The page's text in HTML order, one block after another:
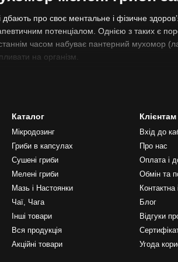
про своє ментальне і фізичне
потенціалом. Однією з таких є
часом набуває пантерний мухомор
на організм.
сушеного порошку дозволяє точно дозувати
приклади застосування мікродоз
все частіше увага звертається на
мухомор помол купити
pantherina) — це гриб з родини
характерним оливково-коричневим
і дозуванні його речовини
обережності, знання та точності.
Каталог
Мікродозинг
Гриби в капсулах
Сушені гриби
Мелені гриби
Мазь і Настоянки
Чаї, Чага
Інші товари
Вся продукція
Акційні товари
Клієнтам
Вхід до
Про нас
Оплата і
Обмін та
Контактна
Блог
Відгуки
Угода